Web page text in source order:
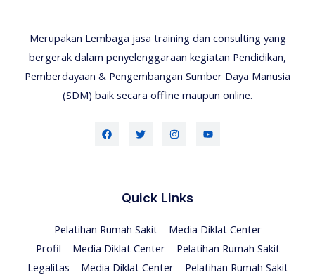
Merupakan Lembaga jasa training dan consulting yang
bergerak dalam penyelenggaraan kegiatan Pendidikan,
Pemberdayaan & Pengembangan Sumber Daya Manusia
(SDM) baik secara offline maupun online.
Quick Links
Pelatihan Rumah Sakit – Media Diklat Center
Profil – Media Diklat Center – Pelatihan Rumah Sakit
Legalitas – Media Diklat Center – Pelatihan Rumah Sakit